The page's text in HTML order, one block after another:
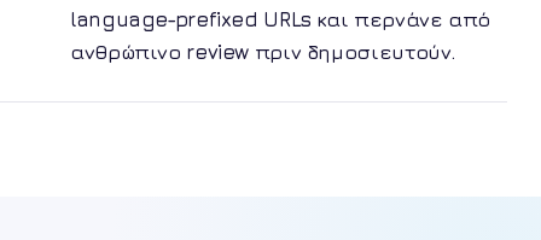
language-prefixed URLs και περνάνε από
ανθρώπινο review πριν δημοσιευτούν.